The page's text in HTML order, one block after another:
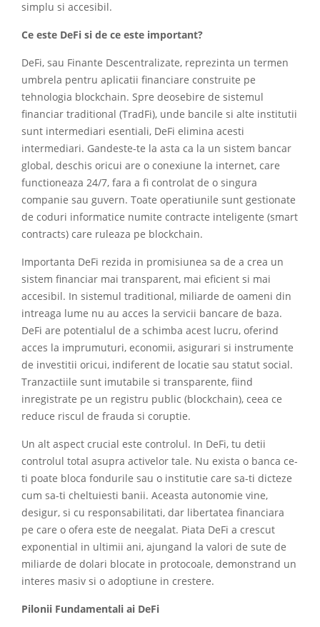
simplu si accesibil.
Ce este DeFi si de ce este important?
DeFi, sau Finante Descentralizate, reprezinta un termen
umbrela pentru aplicatii financiare construite pe
tehnologia blockchain. Spre deosebire de sistemul
financiar traditional (TradFi), unde bancile si alte institutii
sunt intermediari esentiali, DeFi elimina acesti
intermediari. Gandeste-te la asta ca la un sistem bancar
global, deschis oricui are o conexiune la internet, care
functioneaza 24/7, fara a fi controlat de o singura
companie sau guvern. Toate operatiunile sunt gestionate
de coduri informatice numite contracte inteligente (smart
contracts) care ruleaza pe blockchain.
Importanta DeFi rezida in promisiunea sa de a crea un
sistem financiar mai transparent, mai eficient si mai
accesibil. In sistemul traditional, miliarde de oameni din
intreaga lume nu au acces la servicii bancare de baza.
DeFi are potentialul de a schimba acest lucru, oferind
acces la imprumuturi, economii, asigurari si instrumente
de investitii oricui, indiferent de locatie sau statut social.
Tranzactiile sunt imutabile si transparente, fiind
inregistrate pe un registru public (blockchain), ceea ce
reduce riscul de frauda si coruptie.
Un alt aspect crucial este controlul. In DeFi, tu detii
controlul total asupra activelor tale. Nu exista o banca ce-
ti poate bloca fondurile sau o institutie care sa-ti dicteze
cum sa-ti cheltuiesti banii. Aceasta autonomie vine,
desigur, si cu responsabilitati, dar libertatea financiara
pe care o ofera este de neegalat. Piata DeFi a crescut
exponential in ultimii ani, ajungand la valori de sute de
miliarde de dolari blocate in protocoale, demonstrand un
interes masiv si o adoptiune in crestere.
Pilonii Fundamentali ai DeFi